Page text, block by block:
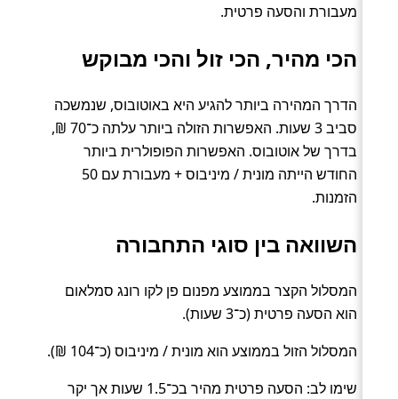
מעבורת והסעה פרטית.
הכי מהיר, הכי זול והכי מבוקש
הדרך המהירה ביותר להגיע היא באוטובוס, שנמשכה
סביב 3 שעות. האפשרות הזולה ביותר עלתה כ־70 ₪,
בדרך של אוטובוס. האפשרות הפופולרית ביותר
החודש הייתה מונית / מיניבוס + מעבורת עם 50
הזמנות.
השוואה בין סוגי התחבורה
המסלול הקצר בממוצע מפנום פן לקו רונג סמלאום
הוא הסעה פרטית (כ־3 שעות).
המסלול הזול בממוצע הוא מונית / מיניבוס (כ־104 ₪).
שימו לב: הסעה פרטית מהיר בכ־1.5 שעות אך יקר